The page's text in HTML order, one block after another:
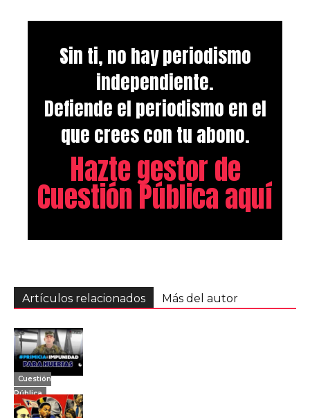
Sin ti, no hay periodismo
independiente.
Defiende el periodismo en el
que crees con tu abono.
Hazte gestor de
Cuestión Pública aquí
Artículos relacionados Más del autor
Cuestión
Pública